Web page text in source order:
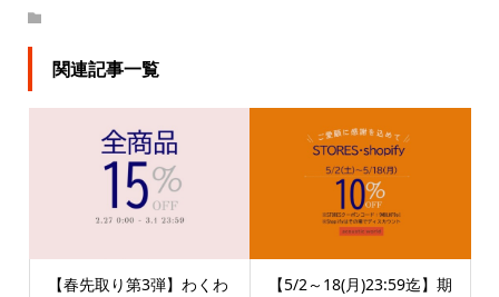
関連記事一覧
【春先取り第3弾】わくわ
【5/2～18(月)23:59迄】期